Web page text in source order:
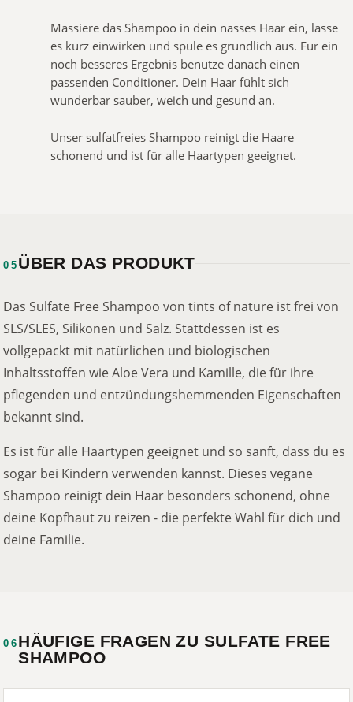
Massiere das Shampoo in dein nasses Haar ein, lasse
es kurz einwirken und spüle es gründlich aus. Für ein
noch besseres Ergebnis benutze danach einen
passenden Conditioner. Dein Haar fühlt sich
wunderbar sauber, weich und gesund an.
Unser sulfatfreies Shampoo reinigt die Haare
schonend und ist für alle Haartypen geeignet.
05 ÜBER DAS PRODUKT
Das Sulfate Free Shampoo von tints of nature ist frei von
SLS/SLES, Silikonen und Salz. Stattdessen ist es
vollgepackt mit natürlichen und biologischen
Inhaltsstoffen wie Aloe Vera und Kamille, die für ihre
pflegenden und entzündungshemmenden Eigenschaften
bekannt sind.
Es ist für alle Haartypen geeignet und so sanft, dass du es
sogar bei Kindern verwenden kannst. Dieses vegane
Shampoo reinigt dein Haar besonders schonend, ohne
deine Kopfhaut zu reizen - die perfekte Wahl für dich und
deine Familie.
06 HÄUFIGE FRAGEN ZU SULFATE FREE
SHAMPOO